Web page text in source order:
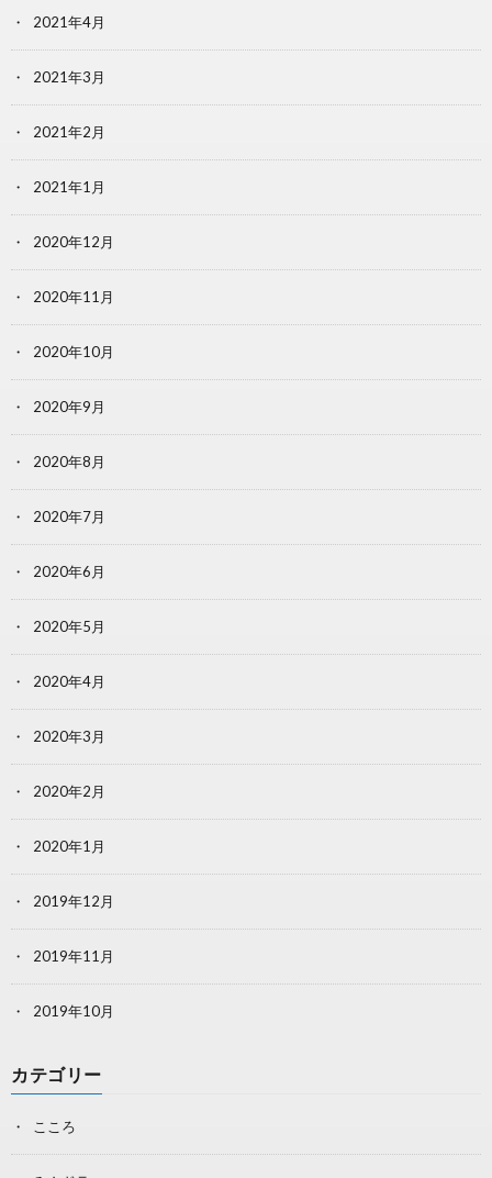
2021年4月
2021年3月
2021年2月
2021年1月
2020年12月
2020年11月
2020年10月
2020年9月
2020年8月
2020年7月
2020年6月
2020年5月
2020年4月
2020年3月
2020年2月
2020年1月
2019年12月
2019年11月
2019年10月
カテゴリー
こころ